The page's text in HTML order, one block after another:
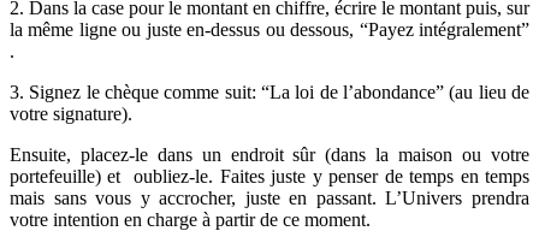
2. Dans la case pour le montant en chiffre, écrire le montant puis, sur
la même ligne ou juste en-dessus ou dessous, “Payez intégralement”
.
3. Signez le chèque comme suit: “La loi de l’abondance” (au lieu de
votre signature).
Ensuite, placez-le dans un endroit sûr (dans la maison ou votre
portefeuille) et oubliez-le. Faites juste y penser de temps en temps
mais sans vous y accrocher, juste en passant. L’Univers prendra
votre intention en charge à partir de ce moment.